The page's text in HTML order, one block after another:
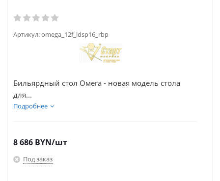
Артикул:omega_12f_ldsp16_rbp
Бильярдный стол Омега - новая модель стола
для...
Подробнее
8 686 BYN/шт
Под заказ